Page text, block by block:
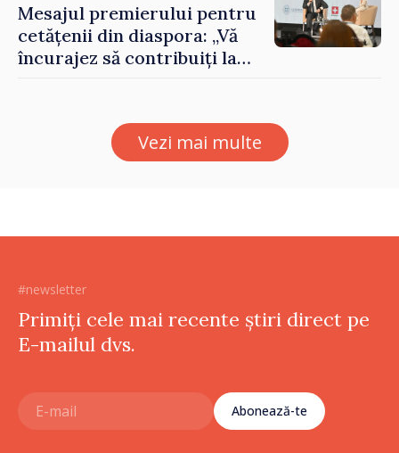
Mesajul premierului pentru
cetățenii din diaspora: „Vă
încurajez să contribuiți la
Vezi mai multe
#newsletter
Primiți cele mai recente știri direct pe
E-mailul dvs.
Abonează-te